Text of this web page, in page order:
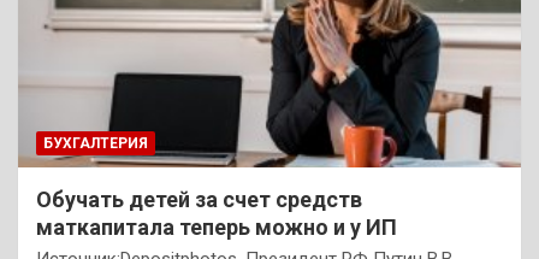
БУХГАЛТЕРИЯ
Обучать детей за счет средств
маткапитала теперь можно и у ИП